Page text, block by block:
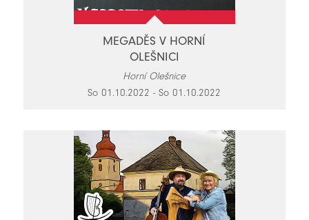
MEGADĚS V HORNÍ
OLEŠNICI
Horní Olešnice
So 01.10.2022 - So 01.10.2022